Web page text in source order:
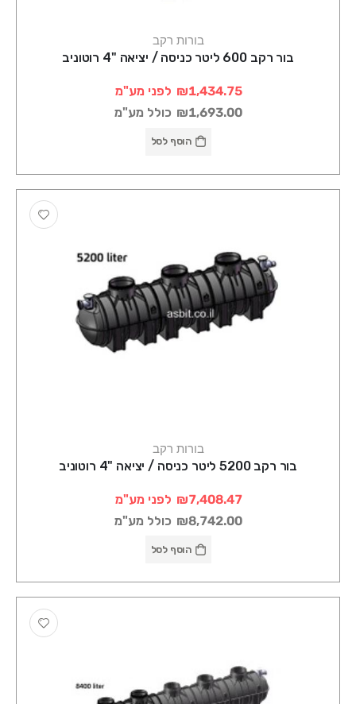
בורות רקב
בור רקב 600 ליטר כניסה / יציאה "4 רוטוניב
₪1,434.75 לפני מע"מ
₪1,693.00 כולל מע"מ
הוסף לסל
בורות רקב
בור רקב 5200 ליטר כניסה / יציאה "4 רוטוניב
₪7,408.47 לפני מע"מ
₪8,742.00 כולל מע"מ
הוסף לסל